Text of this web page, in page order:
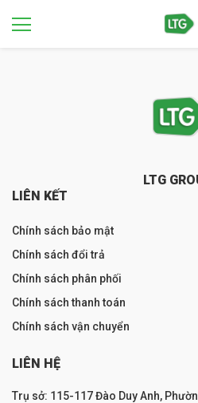
LTG
LIÊN KẾT
Chính sách bảo mật
Chính sách đổi trả
Chính sách phân phối
Chính sách thanh toán
Chính sách vận chuyển
LIÊN HỆ
Trụ sở: 115-117 Đào Duy Anh,